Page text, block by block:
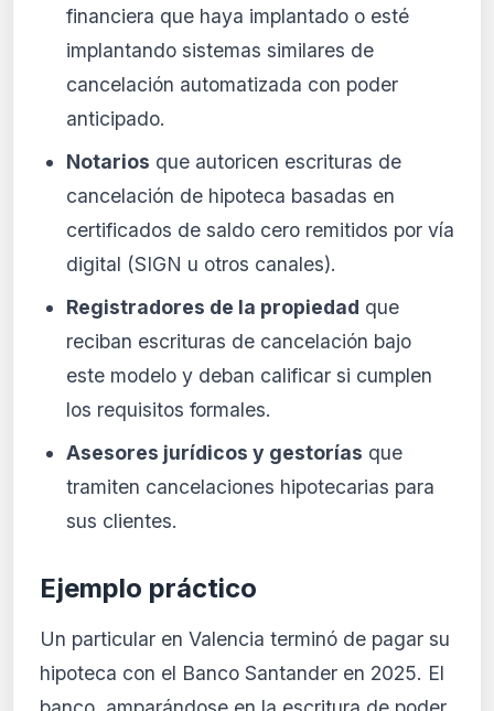
financiera que haya implantado o esté
implantando sistemas similares de
cancelación automatizada con poder
anticipado.
Notarios que autoricen escrituras de
cancelación de hipoteca basadas en
certificados de saldo cero remitidos por vía
digital (SIGN u otros canales).
Registradores de la propiedad que
reciban escrituras de cancelación bajo
este modelo y deban calificar si cumplen
los requisitos formales.
Asesores jurídicos y gestorías que
tramiten cancelaciones hipotecarias para
sus clientes.
Ejemplo práctico
Un particular en Valencia terminó de pagar su
hipoteca con el Banco Santander en 2025. El